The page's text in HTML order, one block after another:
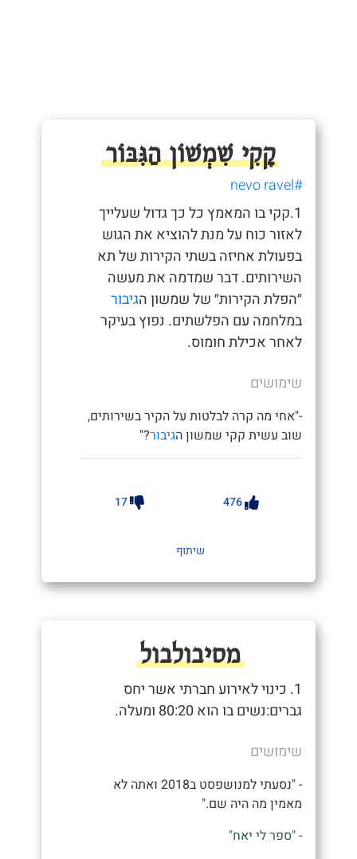
קָקִי שִׁמְשׁוֹן הַגִּבּוֹר
#nevo ravel
1.קקי בו המאמץ כל כך גדול שעלייך
לאזור כוח על מנת להוציא את הגוש
בפעולת אחיזה בשתי הקירות של תא
השירותים. דבר שמדמה את מעשה
״הפלת הקירות״ של שמשון הגיבור
במלחמה עם הפלשתים. נפוץ בעיקר
לאחר אכילת חומוס.
שימושים
-"אחי מה קרה לבלטות על הקיר בשירותים,
שוב עשית קקי שמשון הגיבור?"
476
17
שיתוף
מסיבולבול
1. כינוי לאירוע חברתי אשר יחס
גברים:נשים בו הוא 80:20 ומעלה.
שימושים
- "נסעתי למנושפסט ב2018 ואתה לא
מאמין מה היה שם."
- "ספר לי יאח"